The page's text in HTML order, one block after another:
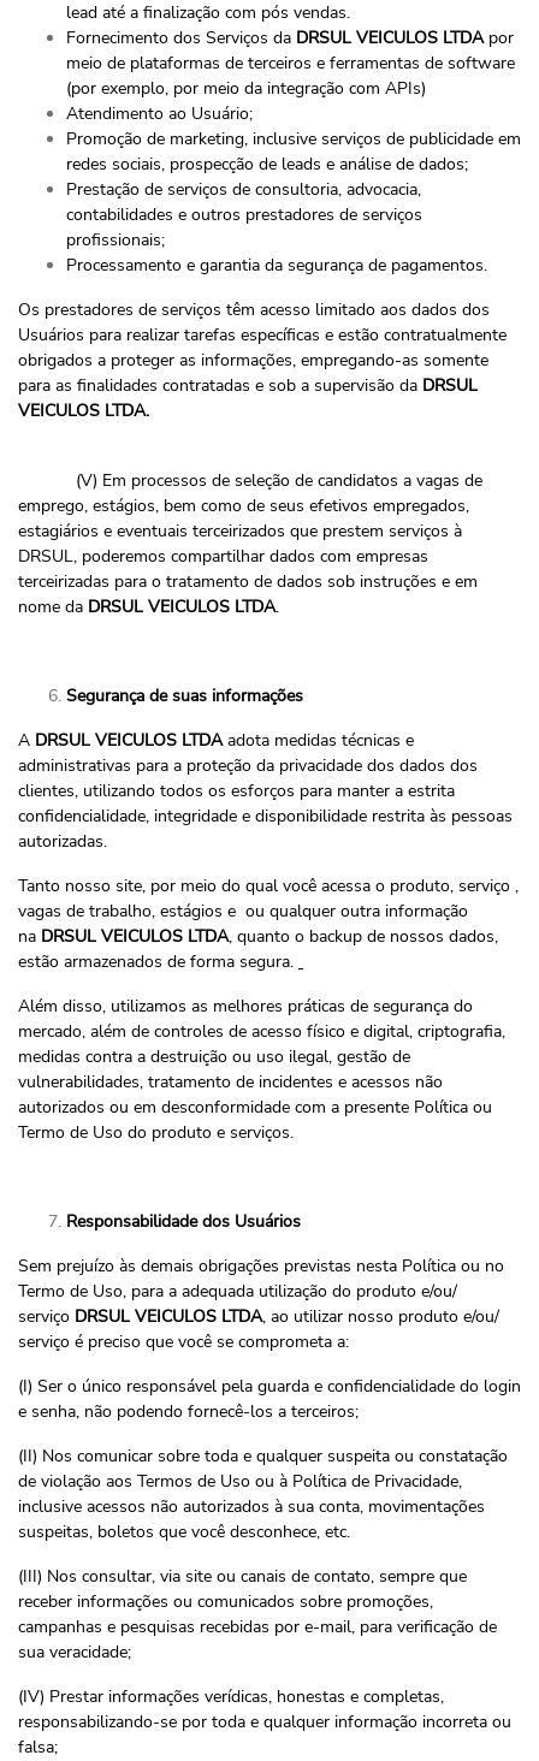
lead até a finalização com pós vendas.
Fornecimento dos Serviços da DRSUL VEICULOS LTDApor
meio de plataformas de terceiros e ferramentas de software
(por exemplo, por meio da integração com APIs)
Atendimento ao Usuário;
Promoção de marketing, inclusive serviços de publicidade em
redes sociais, prospecção de leads e análise de dados;
Prestação de serviços de consultoria, advocacia,
contabilidades e outros prestadores de serviços
profissionais;
Processamento e garantia da segurança de pagamentos.
Os prestadores de serviços têm acesso limitado aos dados dos
Usuários para realizar tarefas específicas e estão contratualmente
obrigados a proteger as informações, empregando-as somente
para as finalidades contratadas e sob a supervisão da DRSUL
VEICULOS LTDA.
(V) Em processos de seleção de candidatos a vagas de
emprego, estágios, bem como de seus efetivos empregados,
estagiários e eventuais terceirizados que prestem serviços à
DRSUL, poderemos compartilhar dados com empresas
terceirizadas para o tratamento de dados sob instruções e em
nome da DRSUL VEICULOS LTDA.
Segurança de suas informações
A DRSUL VEICULOS LTDAadota medidas técnicas e
administrativas para a proteção da privacidade dos dados dos
clientes, utilizando todos os esforços para manter a estrita
confidencialidade, integridade e disponibilidade restrita às pessoas
autorizadas.
Tanto nosso site, por meio do qual você acessa o produto, serviço ,
vagas de trabalho, estágios e ou qualquer outra informação
na DRSUL VEICULOS LTDA, quanto o backup de nossos dados,
estão armazenados de forma segura.
Além disso, utilizamos as melhores práticas de segurança do
mercado, além de controles de acesso físico e digital, criptografia,
medidas contra a destruição ou uso ilegal, gestão de
vulnerabilidades, tratamento de incidentes e acessos não
autorizados ou em desconformidade com a presente Política ou
Termo de Uso do produto e serviços.
Responsabilidade dos Usuários
Sem prejuízo às demais obrigações previstas nesta Política ou no
Termo de Uso, para a adequada utilização do produto e/ou/
serviço DRSUL VEICULOS LTDA, ao utilizar nosso produto e/ou/
serviço é preciso que você se comprometa a:
(I) Ser o único responsável pela guarda e confidencialidade do login
e senha, não podendo fornecê-los a terceiros;
(II) Nos comunicar sobre toda e qualquer suspeita ou constatação
de violação aos Termos de Uso ou à Política de Privacidade,
inclusive acessos não autorizados à sua conta, movimentações
suspeitas, boletos que você desconhece, etc.
(III) Nos consultar, via site ou canais de contato, sempre que
receber informações ou comunicados sobre promoções,
campanhas e pesquisas recebidas por e-mail, para verificação de
sua veracidade;
(IV) Prestar informações verídicas, honestas e completas,
responsabilizando-se por toda e qualquer informação incorreta ou
falsa;